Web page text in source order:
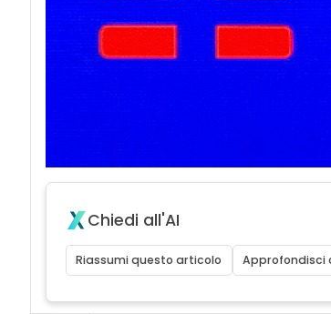
Chiedi all'AI
Riassumi questo articolo Approfondisci